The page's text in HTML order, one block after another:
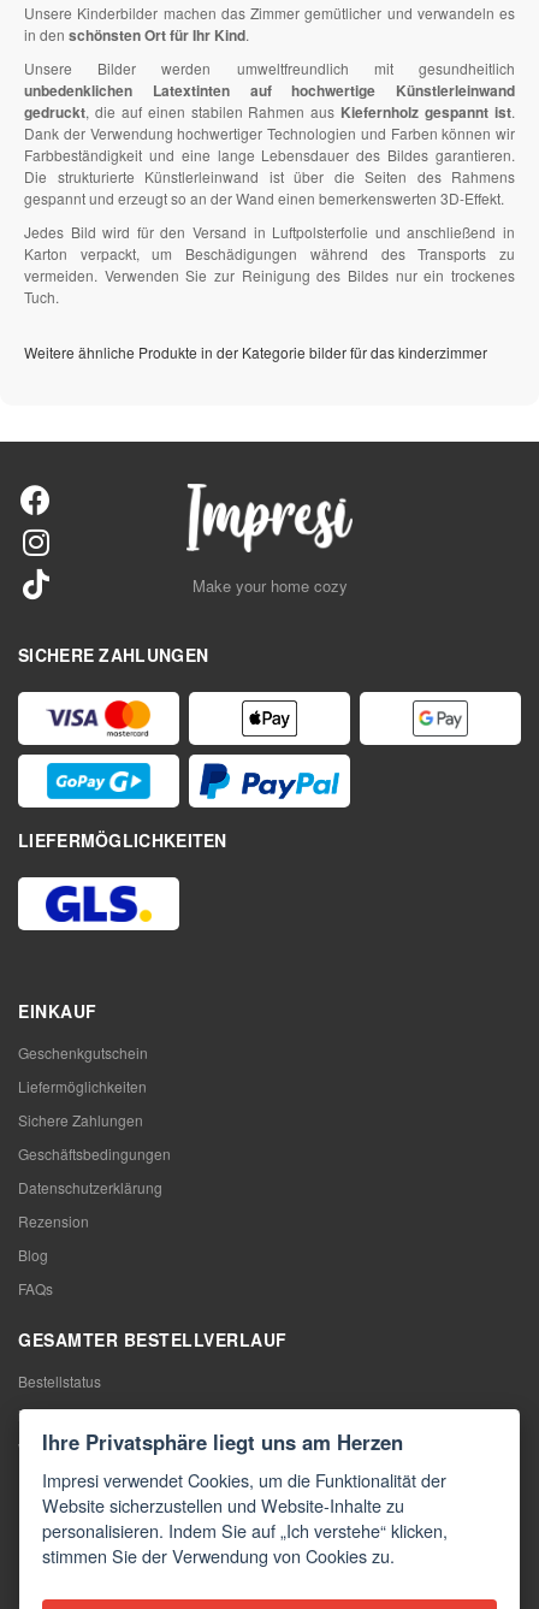
Unsere Kinderbilder machen das Zimmer gemütlicher und verwandeln es
in den schönsten Ort für Ihr Kind.
Unsere Bilder werden umweltfreundlich mit gesundheitlich
unbedenklichen Latextinten auf hochwertige Künstlerleinwand
gedruckt, die auf einen stabilen Rahmen aus Kiefernholz gespannt ist.
Dank der Verwendung hochwertiger Technologien und Farben können wir
Farbbeständigkeit und eine lange Lebensdauer des Bildes garantieren.
Die strukturierte Künstlerleinwand ist über die Seiten des Rahmens
gespannt und erzeugt so an der Wand einen bemerkenswerten 3D-Effekt.
Jedes Bild wird für den Versand in Luftpolsterfolie und anschließend in
Karton verpackt, um Beschädigungen während des Transports zu
vermeiden. Verwenden Sie zur Reinigung des Bildes nur ein trockenes
Tuch.
Weitere ähnliche Produkte in der Kategorie bilder für das kinderzimmer
Make your home cozy
SICHERE ZAHLUNGEN
LIEFERMÖGLICHKEITEN
EINKAUF
Geschenkgutschein
Liefermöglichkeiten
Sichere Zahlungen
Geschäftsbedingungen
Datenschutzerklärung
Rezension
Blog
FAQs
GESAMTER BESTELLVERLAUF
Bestellstatus
Meine Bestellung
Warentausch
Rücktritt vom Vertrag
Reklamation
KONTAKTE
Ihre Privatsphäre liegt uns am Herzen
Impresi verwendet Cookies, um die Funktionalität der
Website sicherzustellen und Website-Inhalte zu
personalisieren. Indem Sie auf „Ich verstehe“ klicken,
stimmen Sie der Verwendung von Cookies zu.